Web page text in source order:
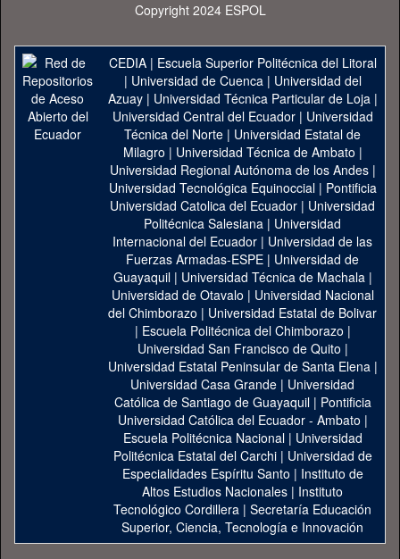
Copyright 2024 ESPOL
CEDIA| Escuela Superior Politécnica del Litoral
| Universidad de Cuenca| Universidad del
Azuay| Universidad Técnica Particular de Loja|
Universidad Central del Ecuador| Universidad
Técnica del Norte | Universidad Estatal de
Milagro | Universidad Técnica de Ambato |
Universidad Regional Autónoma de los Andes|
Universidad Tecnológica Equinoccial| Pontificia
Universidad Catolica del Ecuador | Universidad
Politécnica Salesiana | Universidad
Internacional del Ecuador | Universidad de las
Fuerzas Armadas-ESPE | Universidad de
Guayaquil| Universidad Técnica de Machala|
Universidad de Otavalo | Universidad Nacional
del Chimborazo | Universidad Estatal de Bolivar
| Escuela Politécnica del Chimborazo |
Universidad San Francisco de Quito |
Universidad Estatal Peninsular de Santa Elena|
Universidad Casa Grande | Universidad
Católica de Santiago de Guayaquil| Pontificia
Universidad Católica del Ecuador - Ambato |
Escuela Politécnica Nacional| Universidad
Politécnica Estatal del Carchi| Universidad de
Especialidades Espíritu Santo | Instituto de
Altos Estudios Nacionales | Instituto
Tecnológico Cordillera | Secretaría Educación
Superior, Ciencia, Tecnología e Innovación